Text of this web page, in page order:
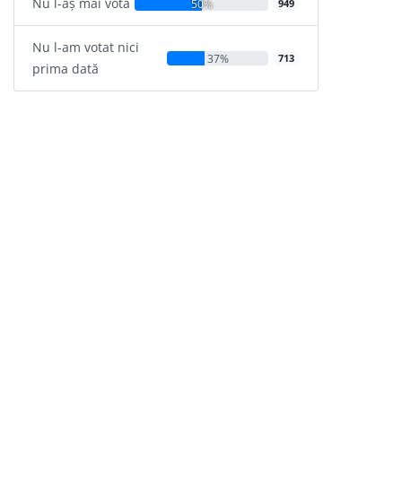
50% 949
Nu l-am votat nici
prima dată
37% 713